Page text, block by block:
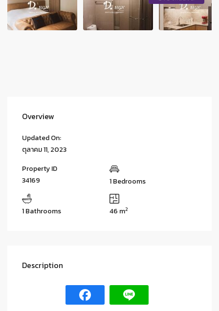
Overview
Updated On:
ตุลาคม 11, 2023
Property ID
34169
1 Bedrooms
1 Bathrooms 46 m2
Description